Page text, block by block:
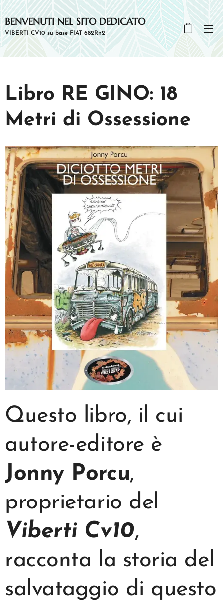
BENVENUTI NEL SITO DEDICATO
A RE GINO
VIBERTI CV10 su base FIAT 682Rn2
Libro RE GINO: 18
Metri di Ossessione
Questo libro, il cui
autore-editore è
Jonny Porcu,
proprietario del
Viberti Cv10,
racconta la storia del
salvataggio di questo